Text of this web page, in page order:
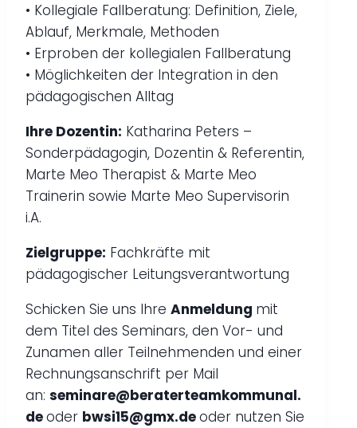
• Kollegiale Fallberatung: Definition, Ziele,
Ablauf, Merkmale, Methoden
• Erproben der kollegialen Fallberatung
• Möglichkeiten der Integration in den
pädagogischen Alltag
Ihre Dozentin: Katharina Peters –
Sonderpädagogin, Dozentin & Referentin,
Marte Meo Therapist & Marte Meo
Trainerin sowie Marte Meo Supervisorin
i.A.
Zielgruppe: Fachkräfte mit
pädagogischer Leitungsverantwortung
Schicken Sie uns Ihre Anmeldung mit
dem Titel des Seminars, den Vor- und
Zunamen aller Teilnehmenden und einer
Rechnungsanschrift per Mail
an: seminare@beraterteamkommunal.
deoder bwsi15@gmx.deoder nutzen Sie